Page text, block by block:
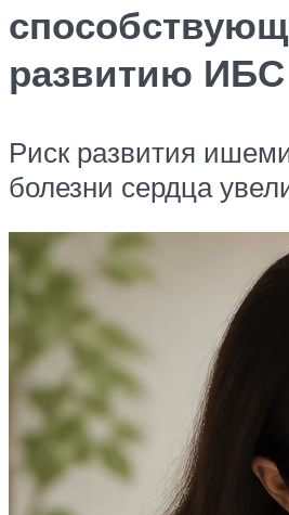
развитию ИБС
Риск развития
болезни сердца